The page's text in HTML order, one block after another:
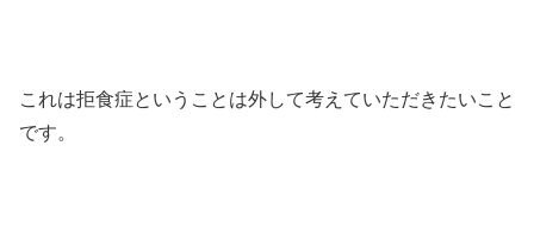
これは拒食症ということは外して考えていただきたいこと
です。